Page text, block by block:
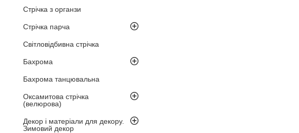
Стрічка з органзи
Стрічка парча
Світловідбивна стрічка
Бахрома
Бахрома танцювальна
Оксамитова стрічка
(велюрова)
Декор і матеріали для декору.
Зимовий декор